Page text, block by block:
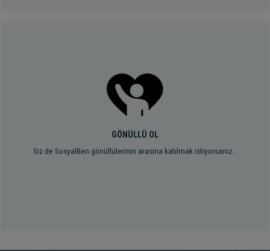
GÖNÜLLÜ OL
Siz de SosyalBen gönüllülerinin arasına katılmak istiyorsanız...